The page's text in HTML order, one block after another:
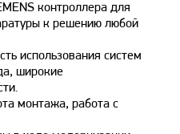
контроллера для
к решению любой
использования систем
широкие
монтажа, работа с